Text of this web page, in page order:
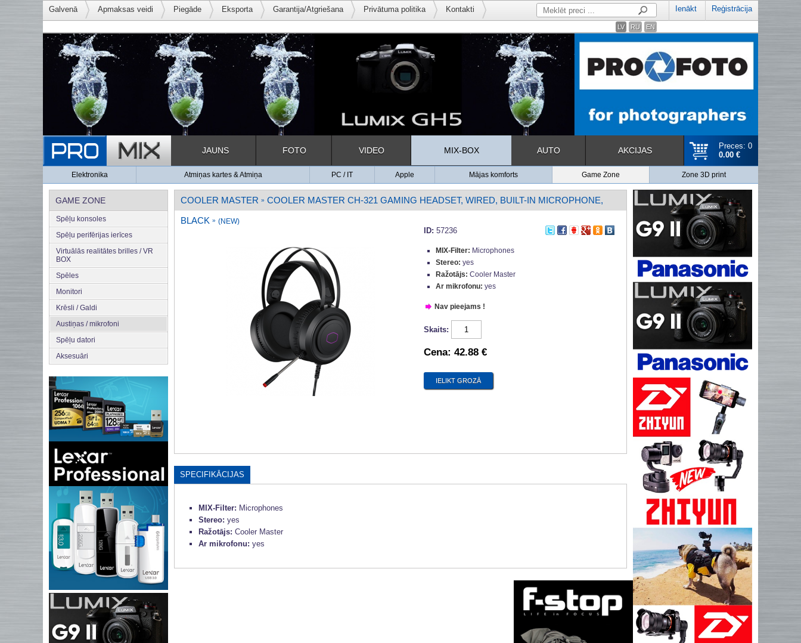
Galvenā Apmaksas veidi Piegāde Eksporta Garantija/Atgriešana Privātuma politika Kontakti Ienākt Reģistrācija
LV RU EN
Preces: 0
0.00 €
JAUNS FOTO VIDEO MIX-BOX AUTO AKCIJAS
Elektronika Atmiņas kartes & Atmiņa PC / IT Apple Mājas komforts Game Zone Zone 3D print
GAME ZONE
Spēļu konsoles
Spēļu perifērijas ierīces
Virtuālās realitātes brilles / VR
BOX
Spēles
Monitori
Krēsli / Galdi
Austiņas / mikrofoni
Spēļu datori
Aksesuāri
COOLER MASTER » COOLER MASTER CH-321 GAMING HEADSET, WIRED, BUILT-IN MICROPHONE,
BLACK » (NEW)
ID: 57236
MIX-Filter: Microphones
Stereo: yes
Ražotājs: Cooler Master
Ar mikrofonu: yes
Nav pieejams !
Skaits:
Cena: 42.88 €
SPECIFIKĀCIJAS
MIX-Filter: Microphones
Stereo: yes
Ražotājs: Cooler Master
Ar mikrofonu: yes